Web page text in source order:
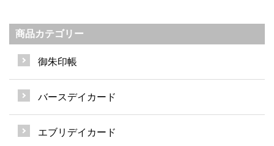
商品カテゴリー
御朱印帳
バースデイカード
エブリデイカード